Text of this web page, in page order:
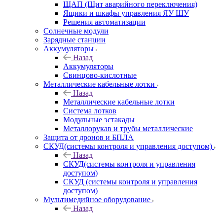
ЩАП (Щит аварийного переключения)
Ящики и шкафы управления ЯУ ШУ
Решения автоматизации
Солнечные модули
Зарядные станции
Аккумуляторы
Назад
Аккумуляторы
Свинцово-кислотные
Металлические кабельные лотки
Назад
Металлические кабельные лотки
Система лотков
Модульные эстакады
Металлорукав и трубы металлические
Защита от дронов и БПЛА
СКУД(системы контроля и управления доступом)
Назад
СКУД(системы контроля и управления
доступом)
СКУД (системы контроля и управления
доступом)
Мультимедийное оборудование
Назад